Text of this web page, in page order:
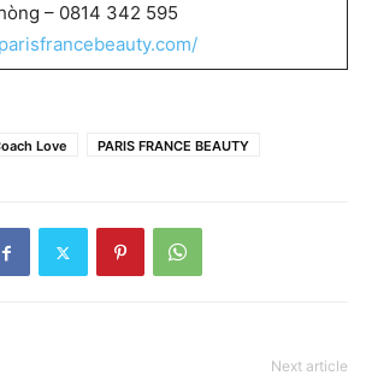
– 0814 342 595
Love PARIS FRANCE BEAUTY
Next article